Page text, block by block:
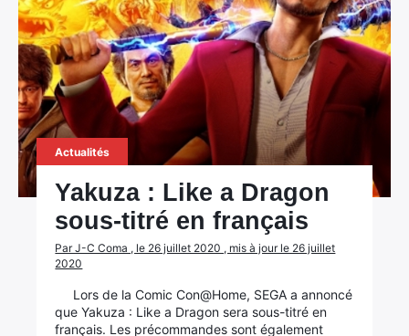
Actualités
Yakuza : Like a Dragon
sous-titré en français
Par J-C Coma , le 26 juillet 2020 , mis à jour le 26 juillet
2020
Lors de la Comic Con@Home, SEGA a annoncé
que Yakuza : Like a Dragon sera sous-titré en
français. Les précommandes sont également